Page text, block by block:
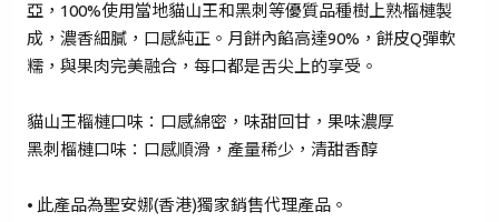
+852
亞，100%使用當地貓山王和黑刺等優質品種樹上熟榴槤製
成，濃香細膩，口感純正。月餅內餡高達90%，餅皮Q彈軟
糯，與果肉完美融合，每口都是舌尖上的享受。
貓山王榴槤口味：口感綿密，味甜回甘，果味濃厚
黑刺榴槤口味：口感順滑，產量稀少，清甜香醇
• 此產品為聖安娜(香港)獨家銷售代理產品。